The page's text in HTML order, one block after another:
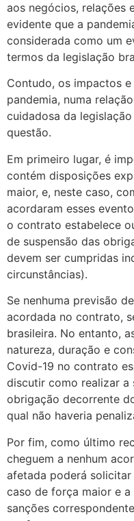
aos negócios, relações
evidente que a
considerada como um
termos da legislação
Contudo, os impactos
pandemia, numa
cuidadosa da
questão.
Em primeiro lugar, é
contém disposições
maior, e, neste caso,
acordaram esses
o contrato estabelece
de suspensão das
devem ser cumpridas
circunstâncias).
Se nenhuma previsão
acordada no contrato,
brasileira. No entanto,
natureza, duração e
Covid-19 no contrato
discutir como realizar a
obrigação decorrente
qual não haveria
Por fim, como último
cheguem a nenhum
afetada poderá
caso de força maior e
sanções